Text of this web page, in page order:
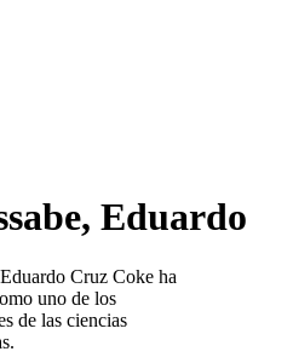
Eduardo
Cruz Coke ha
uno de los
de las ciencias